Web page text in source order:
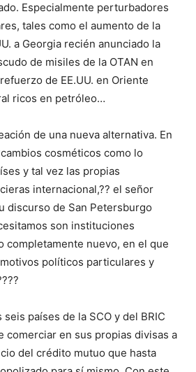
Especialmente perturbadores
tales como el aumento de la
a Georgia recién anunciado la
de misiles de la OTAN en
de EE.UU. en Oriente
ricos en petróleo…
de una nueva alternativa. En
cosméticos como lo
y tal vez las propias
internacional,?? el señor
discurso de San Petersburgo
son instituciones
completamente nuevo, en el que
políticos particulares y
seis países de la SCO y del BRIC
comerciar en sus propias divisas a
del crédito mutuo que hasta